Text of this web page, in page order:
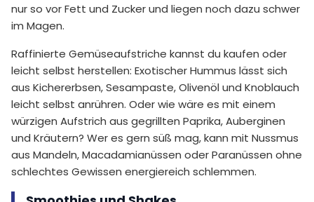
nur so vor Fett und Zucker und liegen noch dazu schwer
im Magen.
Raffinierte Gemüseaufstriche kannst du kaufen oder
leicht selbst herstellen: Exotischer Hummus lässt sich
aus Kichererbsen, Sesampaste, Olivenöl und Knoblauch
leicht selbst anrühren. Oder wie wäre es mit einem
würzigen Aufstrich aus gegrillten Paprika, Auberginen
und Kräutern? Wer es gern süß mag, kann mit Nussmus
aus Mandeln, Macadamianüssen oder Paranüssen ohne
schlechtes Gewissen energiereich schlemmen.